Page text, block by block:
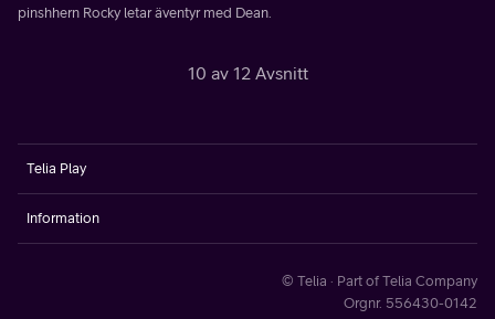
pinshhern Rocky letar äventyr med Dean.
10 av 12 Avsnitt
Telia Play
Information
© Telia · Part of Telia Company
Orgnr. 556430-0142